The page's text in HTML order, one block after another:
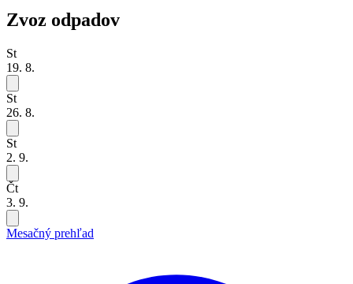
Zvoz odpadov
St
19. 8.
St
26. 8.
St
2. 9.
Čt
3. 9.
Mesačný prehľad